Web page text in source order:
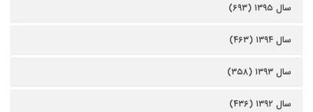
سال ۱۳۹۵ (۶۹۳)
سال ۱۳۹۴ (۴۶۳)
سال ۱۳۹۳ (۳۵۸)
سال ۱۳۹۲ (۴۳۶)